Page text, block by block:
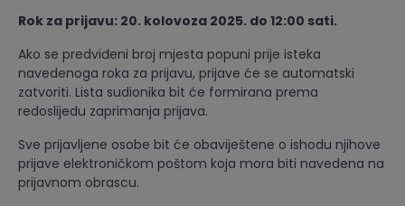
Rok za prijavu: 20. kolovoza 2025. do 12:00 sati.
Ako se predviđeni broj mjesta popuni prije isteka
navedenoga roka za prijavu, prijave će se automatski
zatvoriti. Lista sudionika bit će formirana prema
redoslijedu zaprimanja prijava.
Sve prijavljene osobe bit će obaviještene o ishodu njihove
prijave elektroničkom poštom koja mora biti navedena na
prijavnom obrascu.